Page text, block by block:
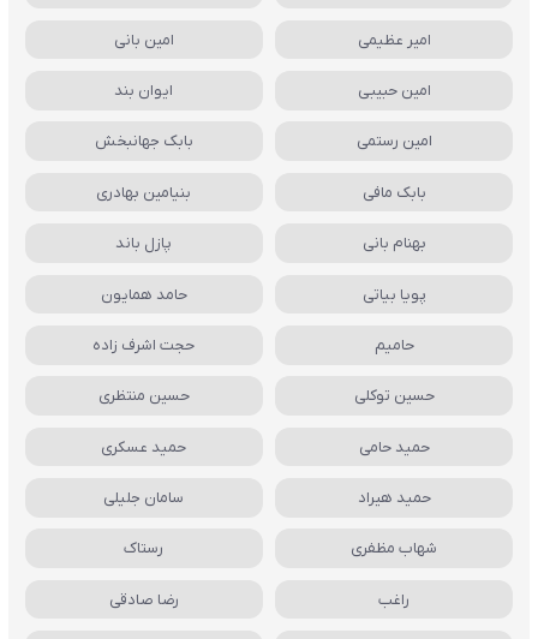
امیر عظیمی امین بانی
امین حبیبی ایوان بند
امین رستمی بابک جهانبخش
بابک مافی بنیامین بهادری
بهنام بانی پازل باند
پویا بیاتی حامد همایون
حامیم حجت اشرف زاده
حسین توکلی حسین منتظری
حمید حامی حمید عسکری
حمید هیراد سامان جلیلی
شهاب مظفری رستاک
راغب رضا صادقی